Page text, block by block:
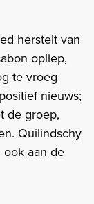
herstelt van
opliep,
te vroeg
nieuws;
de groep,
Quilindschy
aan de